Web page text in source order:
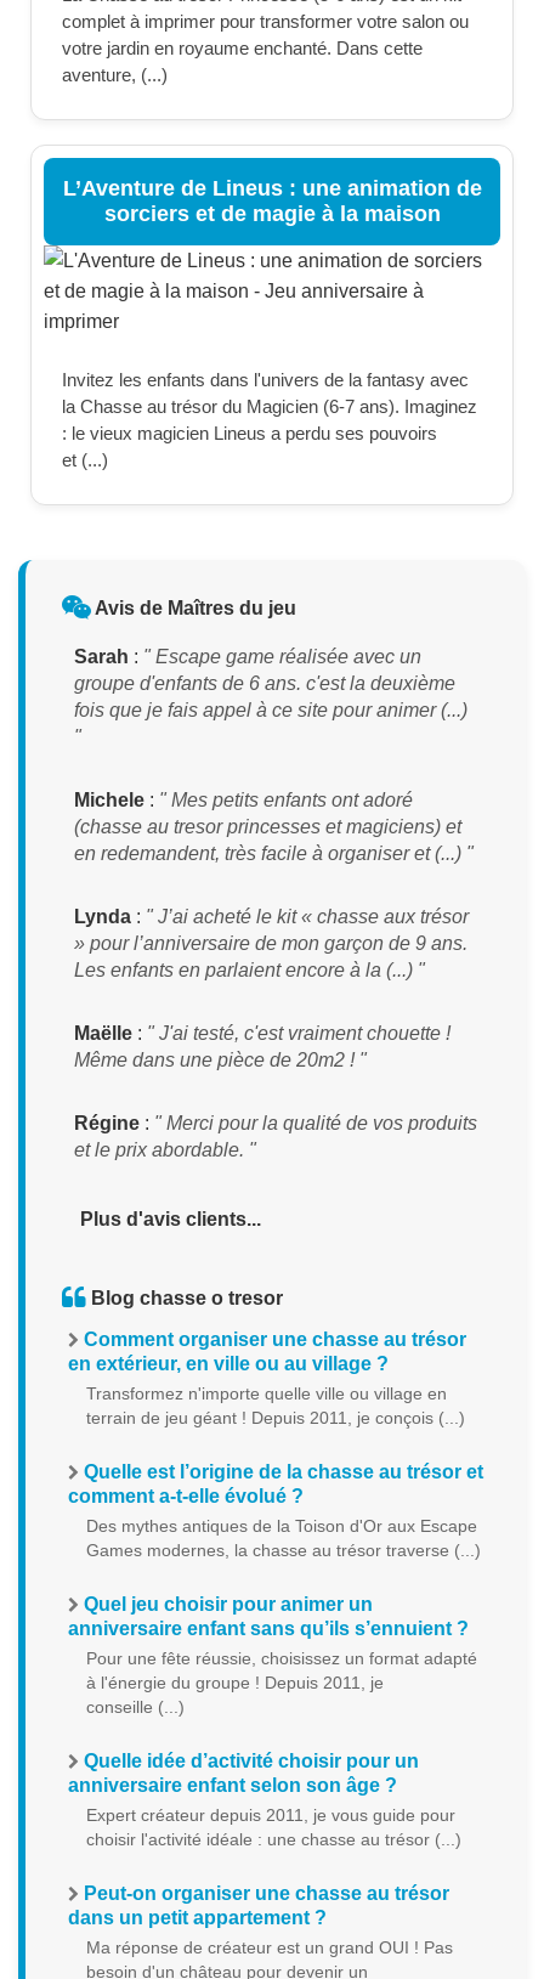
complet à imprimer pour transformer votre salon ou
votre jardin en royaume enchanté. Dans cette
aventure, (...)
L’Aventure de Lineus : une animation de
sorciers et de magie à la maison
Invitez les enfants dans l'univers de la fantasy avec
la Chasse au trésor du Magicien (6-7 ans). Imaginez
: le vieux magicien Lineus a perdu ses pouvoirs
et (...)
Avis de Maîtres du jeu
Sarah : " Escape game réalisée avec un
groupe d'enfants de 6 ans. c'est la deuxième
fois que je fais appel à ce site pour animer (...)
"
Michele : " Mes petits enfants ont adoré
(chasse au tresor princesses et magiciens) et
en redemandent, très facile à organiser et (...) "
Lynda : " J’ai acheté le kit « chasse aux trésor
» pour l’anniversaire de mon garçon de 9 ans.
Les enfants en parlaient encore à la (...) "
Maëlle : " J'ai testé, c'est vraiment chouette !
Même dans une pièce de 20m2 ! "
Régine : " Merci pour la qualité de vos produits
et le prix abordable. "
Plus d'avis clients...
Blog chasse o tresor
Comment organiser une chasse au trésor
en extérieur, en ville ou au village ?
Transformez n'importe quelle ville ou village en
terrain de jeu géant ! Depuis 2011, je conçois (...)
Quelle est l’origine de la chasse au trésor et
comment a-t-elle évolué ?
Des mythes antiques de la Toison d'Or aux Escape
Games modernes, la chasse au trésor traverse (...)
Quel jeu choisir pour animer un
anniversaire enfant sans qu’ils s’ennuient ?
Pour une fête réussie, choisissez un format adapté
à l'énergie du groupe ! Depuis 2011, je
conseille (...)
Quelle idée d’activité choisir pour un
anniversaire enfant selon son âge ?
Expert créateur depuis 2011, je vous guide pour
choisir l'activité idéale : une chasse au trésor (...)
Peut-on organiser une chasse au trésor
dans un petit appartement ?
Ma réponse de créateur est un grand OUI ! Pas
besoin d'un château pour devenir un